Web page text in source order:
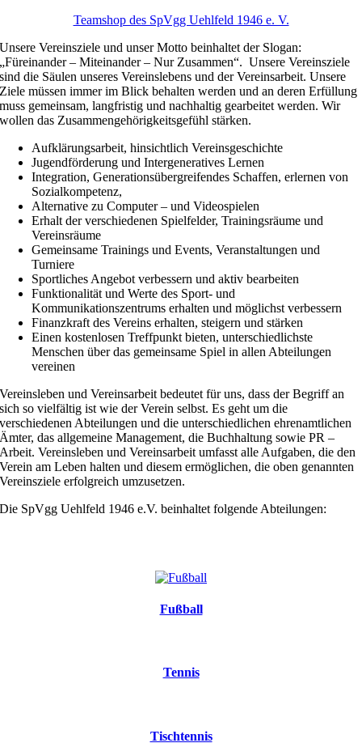
Teamshop des SpVgg Uehlfeld 1946 e. V.
Unsere Vereinsziele und unser Motto beinhaltet der Slogan:
„Füreinander – Miteinander – Nur Zusammen“. Unsere Vereinsziele
sind die Säulen unseres Vereinslebens und der Vereinsarbeit. Unsere
Ziele müssen immer im Blick behalten werden und an deren Erfüllung
muss gemeinsam, langfristig und nachhaltig gearbeitet werden. Wir
wollen das Zusammengehörigkeitsgefühl stärken.
Aufklärungsarbeit, hinsichtlich Vereinsgeschichte
Jugendförderung und Intergeneratives Lernen
Integration, Generationsübergreifendes Schaffen, erlernen von
Sozialkompetenz,
Alternative zu Computer – und Videospielen
Erhalt der verschiedenen Spielfelder, Trainingsräume und
Vereinsräume
Gemeinsame Trainings und Events, Veranstaltungen und
Turniere
Sportliches Angebot verbessern und aktiv bearbeiten
Funktionalität und Werte des Sport- und
Kommunikationszentrums erhalten und möglichst verbessern
Finanzkraft des Vereins erhalten, steigern und stärken
Einen kostenlosen Treffpunkt bieten, unterschiedlichste
Menschen über das gemeinsame Spiel in allen Abteilungen
vereinen
Vereinsleben und Vereinsarbeit bedeutet für uns, dass der Begriff an
sich so vielfältig ist wie der Verein selbst. Es geht um die
verschiedenen Abteilungen und die unterschiedlichen ehrenamtlichen
Ämter, das allgemeine Management, die Buchhaltung sowie PR –
Arbeit. Vereinsleben und Vereinsarbeit umfasst alle Aufgaben, die den
Verein am Leben halten und diesem ermöglichen, die oben genannten
Vereinsziele erfolgreich umzusetzen.
Die SpVgg Uehlfeld 1946 e.V. beinhaltet folgende Abteilungen:
Fußball
Tennis
Tischtennis